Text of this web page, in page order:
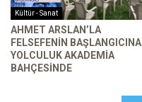
Kültür - Sanat
AHMET ARSLAN’LA
FELSEFENIN BAŞLANGICINA
YOLCULUK AKADEMIA
BAHÇESINDE